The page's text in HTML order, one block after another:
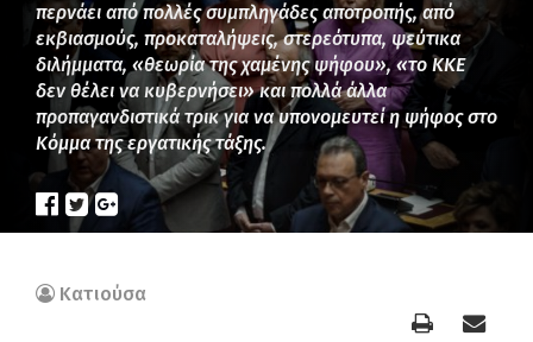
περνάει από πολλές συμπληγάδες αποτροπής, από
εκβιασμούς, προκαταλήψεις, στερεότυπα, ψεύτικα
διλήμματα, «θεωρία της χαμένης ψήφου», «το ΚΚΕ
δεν θέλει να κυβερνήσει» και πολλά άλλα
προπαγανδιστικά τρικ για να υπονομευτεί η ψήφος στο
Κόμμα της εργατικής τάξης.
Κατιούσα